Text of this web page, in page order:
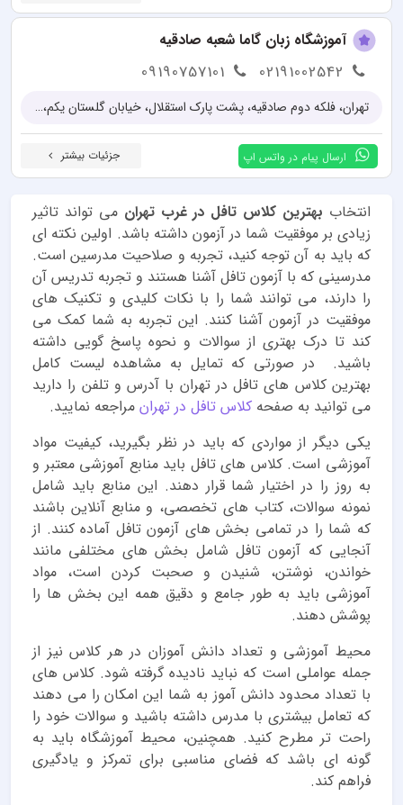
آموزشگاه زبان گاما شعبه صادقیه
02191002542
09190757101
تهران، فلکه دوم صادقیه، پشت پارک استقلال، خیابان گلستان یکم، پلاک ۲۷
ارسال پیام در واتس اپ جزئیات بیشتر
انتخاب بهترین کلاس تافل در غرب تهران می تواند تاثیر
زیادی بر موفقیت شما در آزمون داشته باشد. اولین نکته ای
که باید به آن توجه کنید، تجربه و صلاحیت مدرسین است.
مدرسینی که با آزمون تافل آشنا هستند و تجربه تدریس آن
را دارند، می توانند شما را با نکات کلیدی و تکنیک های
موفقیت در آزمون آشنا کنند. این تجربه به شما کمک می
کند تا درک بهتری از سوالات و نحوه پاسخ گویی داشته
باشید. در صورتی که تمایل به مشاهده لیست کامل
بهترین کلاس های تافل در تهران با آدرس و تلفن را دارید
می توانید به صفحه کلاس تافل در تهران مراجعه نمایید.
یکی دیگر از مواردی که باید در نظر بگیرید، کیفیت مواد
آموزشی است. کلاس های تافل باید منابع آموزشی معتبر و
به روز را در اختیار شما قرار دهند. این منابع باید شامل
نمونه سوالات، کتاب های تخصصی، و منابع آنلاین باشند
که شما را در تمامی بخش های آزمون تافل آماده کنند. از
آنجایی که آزمون تافل شامل بخش های مختلفی مانند
خواندن، نوشتن، شنیدن و صحبت کردن است، مواد
آموزشی باید به طور جامع و دقیق همه این بخش ها را
پوشش دهند.
محیط آموزشی و تعداد دانش آموزان در هر کلاس نیز از
جمله عواملی است که نباید نادیده گرفته شود. کلاس های
با تعداد محدود دانش آموز به شما این امکان را می دهند
که تعامل بیشتری با مدرس داشته باشید و سوالات خود را
راحت تر مطرح کنید. همچنین، محیط آموزشگاه باید به
گونه ای باشد که فضای مناسبی برای تمرکز و یادگیری
فراهم کند.